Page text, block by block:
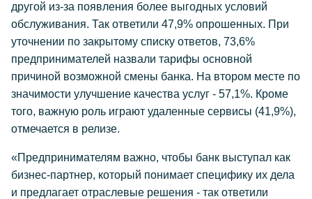
другой из-за появления более выгодных условий
обслуживания. Так ответили 47,9% опрошенных. При
уточнении по закрытому списку ответов, 73,6%
предпринимателей назвали тарифы основной
причиной возможной смены банка. На втором месте по
значимости улучшение качества услуг - 57,1%. Кроме
того, важную роль играют удаленные сервисы (41,9%),
отмечается в релизе.
«Предпринимателям важно, чтобы банк выступал как
бизнес-партнер, который понимает специфику их дела
и предлагает отраслевые решения - так ответили